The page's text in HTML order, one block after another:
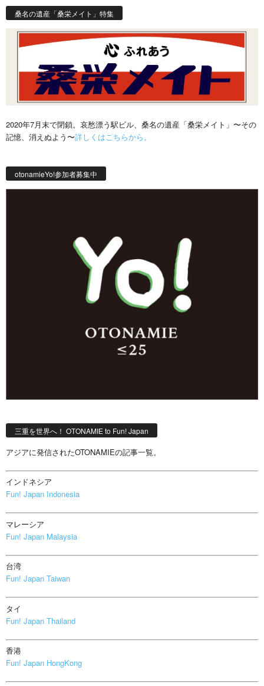
桑名の遺産「桑栄メイト」特集
2020年7月末で閉鎖。哀愁漂う駅ビル、桑名の遺産「桑栄メイト」〜その
記憶、消えぬよう〜詳しくはこちらから。
otonamieYo!参加者募集中
三重を世界へ！ OTONAMIE to Fun! Japan
アジアに発信されたOTONAMIEの記事一覧。
インドネシア
Fun! Japan Indonesia
マレーシア
Fun! Japan Malaysia
台湾
Fun! Japan Taiwan
タイ
Fun! Japan Thailand
香港
Fun! Japan HongKong